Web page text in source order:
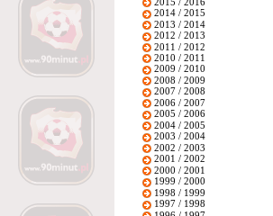
2014 / 2015
2013 / 2014
2012 / 2013
2011 / 2012
2010 / 2011
2009 / 2010
2008 / 2009
2007 / 2008
2006 / 2007
2005 / 2006
2004 / 2005
2003 / 2004
2002 / 2003
2001 / 2002
2000 / 2001
1999 / 2000
1998 / 1999
1997 / 1998